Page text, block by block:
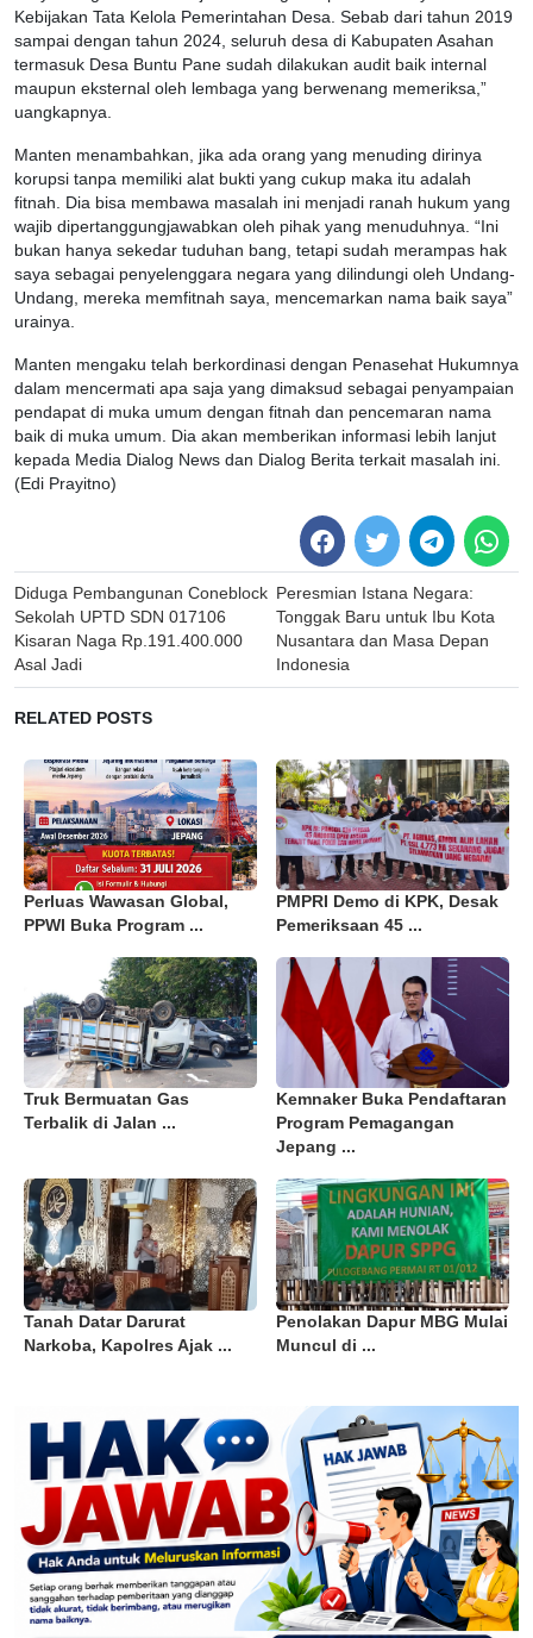
Kebijakan Tata Kelola Pemerintahan Desa. Sebab dari tahun 2019
sampai dengan tahun 2024, seluruh desa di Kabupaten Asahan
termasuk Desa Buntu Pane sudah dilakukan audit baik internal
maupun eksternal oleh lembaga yang berwenang memeriksa,”
uangkapnya.
Manten menambahkan, jika ada orang yang menuding dirinya
korupsi tanpa memiliki alat bukti yang cukup maka itu adalah
fitnah. Dia bisa membawa masalah ini menjadi ranah hukum yang
wajib dipertanggungjawabkan oleh pihak yang menuduhnya. “Ini
bukan hanya sekedar tuduhan bang, tetapi sudah merampas hak
saya sebagai penyelenggara negara yang dilindungi oleh Undang-
Undang, mereka memfitnah saya, mencemarkan nama baik saya”
urainya.
Manten mengaku telah berkordinasi dengan Penasehat Hukumnya
dalam mencermati apa saja yang dimaksud sebagai penyampaian
pendapat di muka umum dengan fitnah dan pencemaran nama
baik di muka umum. Dia akan memberikan informasi lebih lanjut
kepada Media Dialog News dan Dialog Berita terkait masalah ini.
(Edi Prayitno)
Post
navigation
Diduga Pembangunan Coneblock
Sekolah UPTD SDN 017106
Kisaran Naga Rp.191.400.000
Asal Jadi
Peresmian Istana Negara:
Tonggak Baru untuk Ibu Kota
Nusantara dan Masa Depan
Indonesia
RELATED POSTS
Perluas Wawasan Global,
PPWI Buka Program ...
PMPRI Demo di KPK, Desak
Pemeriksaan 45 ...
Truk Bermuatan Gas
Terbalik di Jalan ...
Kemnaker Buka Pendaftaran
Program Pemagangan
Jepang ...
Tanah Datar Darurat
Narkoba, Kapolres Ajak ...
Penolakan Dapur MBG Mulai
Muncul di ...